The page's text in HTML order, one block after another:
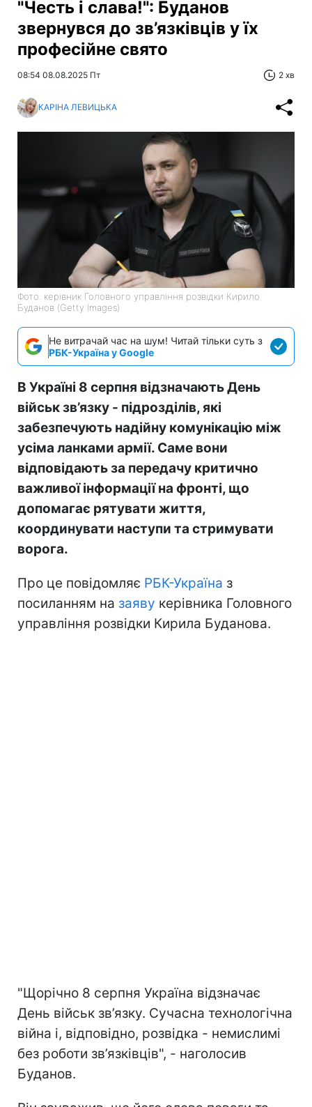
"Честь і слава!": Буданов
звернувся до зв’язківців у їх
професійне свято
08:54 08.08.2025 Пт 2 хв
КАРІНА ЛЕВИЦЬКА
Фото: керівник Головного управління розвідки Кирило
Буданов (Getty Images)
Не витрачай час на шум! Читай тільки суть з
РБК-Україна у Google
В Україні 8 серпня відзначають День
військ зв’язку - підрозділів, які
забезпечують надійну комунікацію між
усіма ланками армії. Саме вони
відповідають за передачу критично
важливої інформації на фронті, що
допомагає рятувати життя,
координувати наступи та стримувати
ворога.
Про це повідомляє РБК-Україна з
посиланням на заяву керівника Головного
управління розвідки Кирила Буданова.
"Щорічно 8 серпня Україна відзначає
День військ зв’язку. Сучасна технологічна
війна і, відповідно, розвідка - немислимі
без роботи зв’язківців", - наголосив
Буданов.